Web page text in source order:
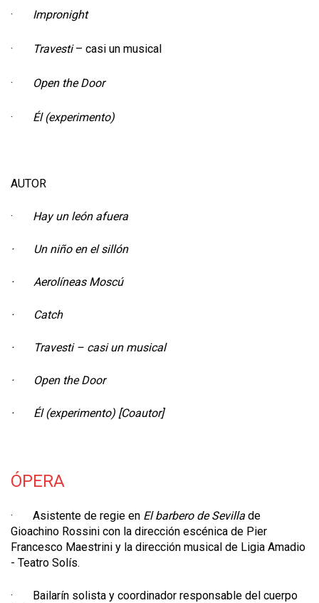
· Impronight
· Travesti– casi un musical
· Open the Door
· Él (experimento)
AUTOR
· Hay un león afuera
· Un niño en el sillón
· Aerolíneas Moscú
· Catch
· Travesti – casi un musical
· Open the Door
· Él (experimento) [Coautor]
ÓPERA
· Asistente de regie en El barbero de Sevilla de
Gioachino Rossini con la dirección escénica de Pier
Francesco Maestrini y la dirección musical de Ligia Amadio
- Teatro Solís.
· Bailarín solista y coordinador responsable del cuerpo